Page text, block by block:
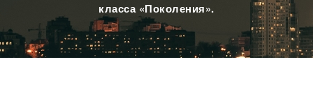
класса «Поколения».